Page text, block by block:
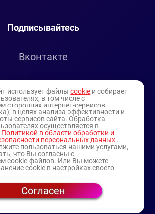
Подписывайтесь
Вконтакте
Telegram
Youtube
— торговая витрина ИП Булатов В.А.
использует файлыcookie и собирает
в том числе с
сторонних интернет-сервисов
в целях анализа эффективности и
сервисов сайта. Обработка
осуществляется в
Политикой в области обработки и
персональных данных .
пользоваться нашими услугами,
что Вы согласны с
cookie-файлов. Или Вы можете
cookie в настройках своего
Согласен